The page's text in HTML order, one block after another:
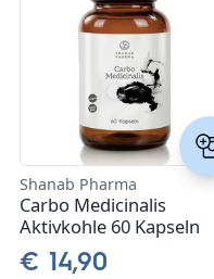
Spenglersan Meckel
Youth & Earth
Zein Pharma
Shanab Pharma
Carbo Medicinalis
Aktivkohle 60 Kapseln
€ 14,90